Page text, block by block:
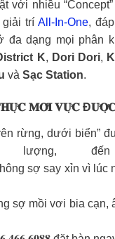
với nhiều
trí All-In-One,
đa dạng mọi phân
K, Dori Dori,
và Sạc Station.
𝐌𝐎̛́𝐈 𝐕𝐔̛̣𝐂
rừng, dưới biển”
lượng,
sợ say xỉn vì lúc
sợ mồi vơi bia cạn,